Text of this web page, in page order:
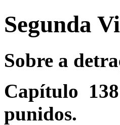
Segunda
Sobre a
Capítulo
punidos.